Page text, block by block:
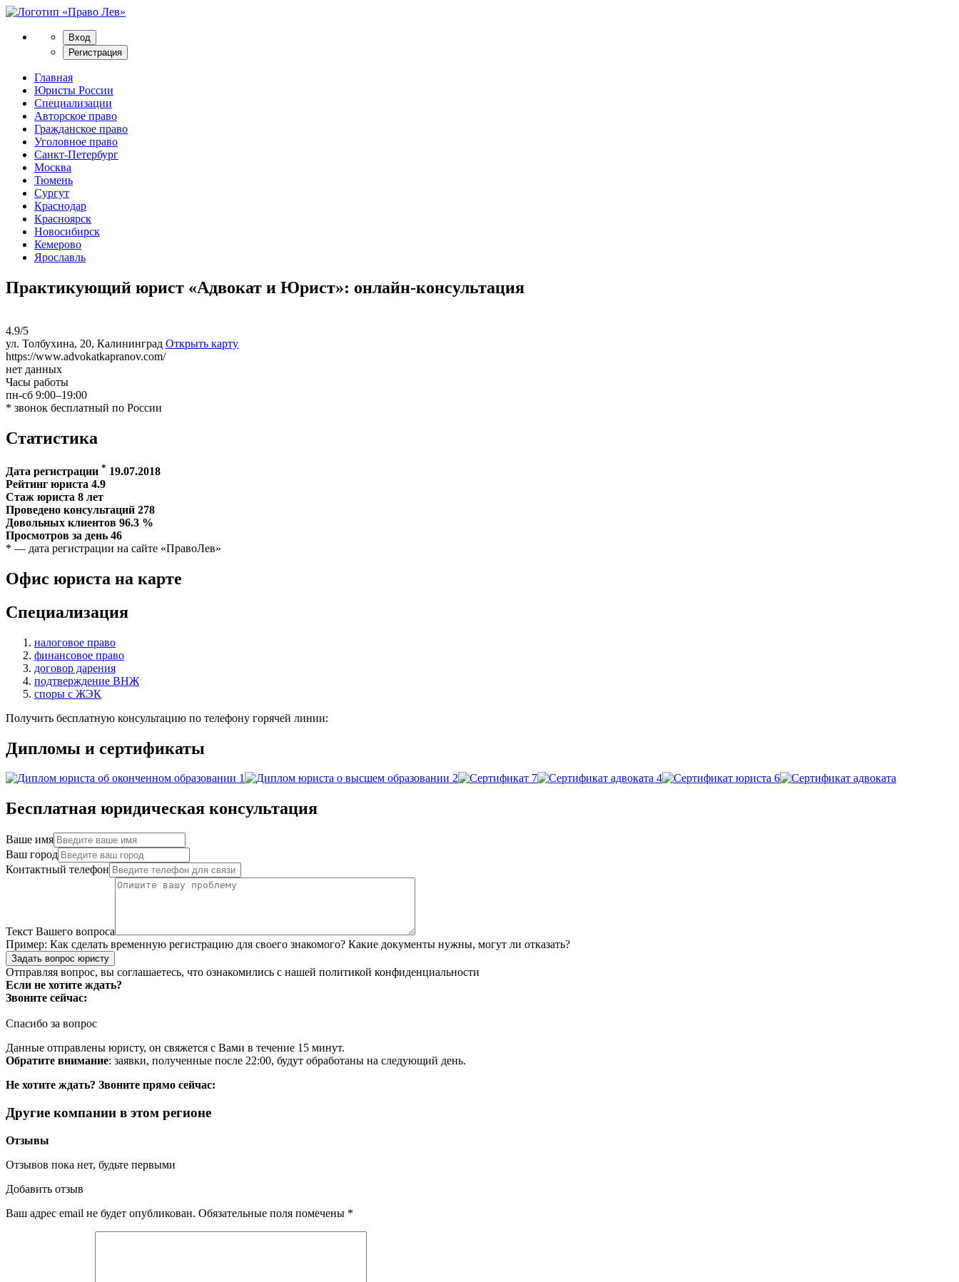
Вход
Регистрация
Главная
Юристы России
Специализации
Авторское право
Гражданское право
Уголовное право
Санкт-Петербург
Москва
Тюмень
Сургут
Краснодар
Красноярск
Новосибирск
Кемерово
Ярославль
Практикующий юрист «Адвокат и Юрист»: онлайн-консультация
4.9/5
ул. Толбухина, 20, Калининград Открыть карту
https://www.advokatkapranov.com/
нет данных
Часы работы
пн-сб 9:00–19:00
* звонок бесплатный по России
Статистика
Дата регистрации * 19.07.2018
Рейтинг юриста 4.9
Стаж юриста 8 лет
Проведено консультаций 278
Довольных клиентов 96.3 %
Просмотров за день 46
* — дата регистрации на сайте «ПравоЛев»
Офис юриста на карте
Специализация
налоговое право
финансовое право
договор дарения
подтверждение ВНЖ
споры с ЖЭК
Получить бесплатную консультацию по телефону горячей линии:
Дипломы и сертификаты
Бесплатная юридическая консультация
Ваше имя
Ваш город
Контактный телефон
Текст Вашего вопроса
Пример: Как сделать временную регистрацию для своего знакомого? Какие документы нужны, могут ли отказать?
Задать вопрос юристу
Отправляя вопрос, вы соглашаетесь, что ознакомились с нашей политикой конфиденциальности
Если не хотите ждать?
Звоните сейчас:
Спасибо за вопрос
Данные отправлены юристу, он свяжется с Вами в течение 15 минут.
Обратите внимание: заявки, полученные после 22:00, будут обработаны на следующий день.
Не хотите ждать? Звоните прямо сейчас:
Другие компании в этом регионе
Отзывы
Отзывов пока нет, будьте первыми
Добавить отзыв
Ваш адрес email не будет опубликован. Обязательные поля помечены *